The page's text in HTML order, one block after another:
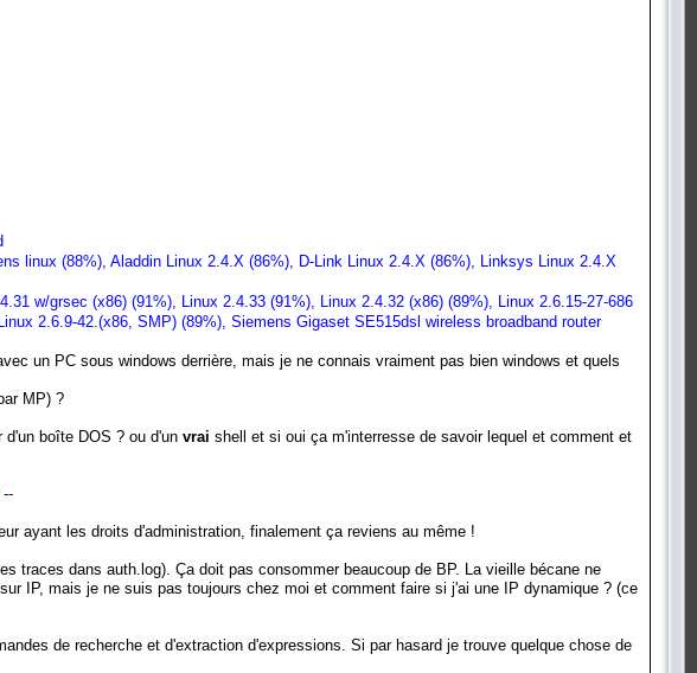
linux (88%), Aladdin Linux 2.4.X (86%), D-Link Linux 2.4.X (86%), Linksys Linux 2.4.X
w/grsec (x86) (91%), Linux 2.4.33 (91%), Linux 2.4.32 (x86) (89%), Linux 2.6.15-27-686
2.6.9-42.(x86, SMP) (89%), Siemens Gigaset SE515dsl wireless broadband router
un PC sous windows derrière, mais je ne connais vraiment pas bien windows et quels
MP) ?
d'un boîte DOS ? ou d'un vrai shell et si oui ça m'interresse de savoir lequel et comment et
--
ayant les droits d'administration, finalement ça reviens au même !
traces dans auth.log). Ça doit pas consommer beaucoup de BP. La vieille bécane ne
sur IP, mais je ne suis pas toujours chez moi et comment faire si j'ai une IP dynamique ? (ce
de recherche et d'extraction d'expressions. Si par hasard je trouve quelque chose de